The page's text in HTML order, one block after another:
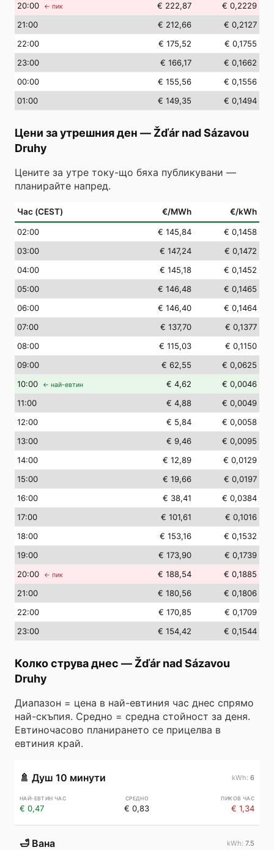
20:00 ← пик € 222,87
€ 0,2229
21:00 € 212,66
€ 0,2127
22:00 € 175,52
€ 0,1755
23:00 € 166,17
€ 0,1662
00:00 € 155,56
€ 0,1556
01:00 € 149,35 € 0,1494
Цени за утрешния ден — Žďár nad Sázavou
Druhy
Цените за утре току-що бяха публикувани —
планирайте напред.
Час (CEST) €/MWh €/kWh
02:00 € 145,84
€ 0,1458
03:00 € 147,24
€ 0,1472
04:00 € 145,18
€ 0,1452
05:00 € 146,48
€ 0,1465
06:00 € 146,40
€ 0,1464
07:00 € 137,70
€ 0,1377
08:00 € 115,03
€ 0,1150
09:00 € 62,55
€ 0,0625
10:00 ← най-евтин € 4,62
€ 0,0046
11:00 € 4,88
€ 0,0049
12:00 € 5,84
€ 0,0058
13:00 € 9,46
€ 0,0095
14:00 € 12,89
€ 0,0129
15:00 € 19,66
€ 0,0197
16:00 € 38,41
€ 0,0384
17:00 € 101,61
€ 0,1016
18:00 € 153,16
€ 0,1532
19:00 € 173,90
€ 0,1739
20:00 ← пик € 188,54
€ 0,1885
21:00 € 180,56
€ 0,1806
22:00 € 170,85
€ 0,1709
23:00 € 154,42 € 0,1544
Колко струва днес — Žďár nad Sázavou
Druhy
Диапазон = цена в най-евтиния час днес спрямо
най-скъпия. Средно = средна стойност за деня.
Евтиночасово планирането се прицелва в
евтиния край.
🚿 Душ 10 минути 6
€ 0,47 € 0,83 € 1,34
🛁 Вана 7.5